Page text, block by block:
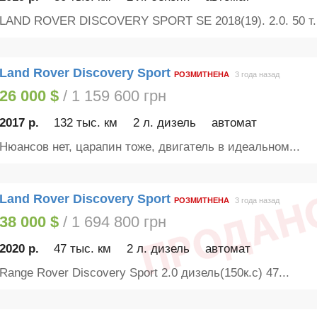
ROVER DISCOVERY SPORT SE 2018(19). 2.0. 50
Rover Discovery Sport РОЗМИТНЕНА 3 года назад
000 $/ 1 159 600 грн
р. 132 тыс. км 2 л. дизель
автомат
нет, царапин тоже, двигатель в идеальном...
Rover Discovery Sport РОЗМИТНЕНА 3 года назад
000 $/ 1 694 800 грн
р. 47 тыс. км 2 л. дизель
автомат
Rover Discovery Sport 2.0 дизель(150к.с) 47...